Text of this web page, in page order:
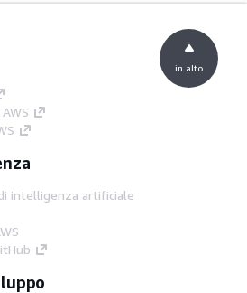
intelligenza artificiale
in alto